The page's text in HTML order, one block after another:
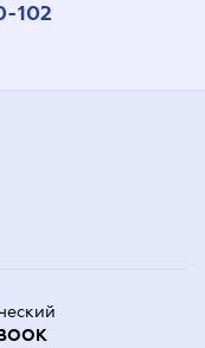
102